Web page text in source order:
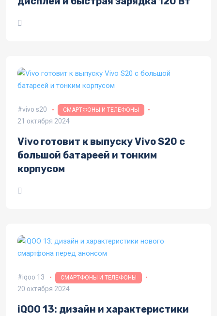
vivo s20 СМАРТФОНЫ И ТЕЛЕФОНЫ
21 октября 2024
Vivo готовит к выпуску Vivo S20 с
большой батареей и тонким
корпусом
iqoo 13 СМАРТФОНЫ И ТЕЛЕФОНЫ
20 октября 2024
iQOO 13: дизайн и характеристики